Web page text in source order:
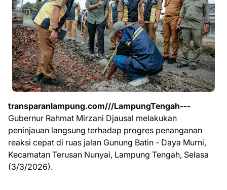
transparanlampung.com///LampungTengah---
Gubernur Rahmat Mirzani Djausal melakukan
peninjauan langsung terhadap progres penanganan
reaksi cepat di ruas jalan Gunung Batin - Daya Murni,
Kecamatan Terusan Nunyai, Lampung Tengah, Selasa
(3/3/2026).